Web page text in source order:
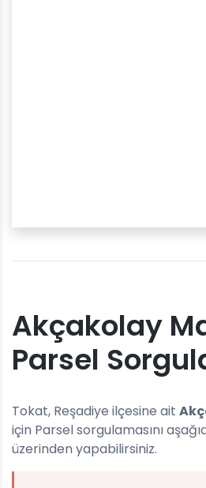
Akçakolay
Parsel
Tokat, Reşadiye ilçesine ait
için Parsel sorgulamasını
üzerinden yapabilirsiniz.